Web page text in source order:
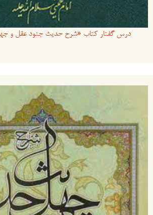
درس گفتار کتاب «شرح حدیث جنود عقل و